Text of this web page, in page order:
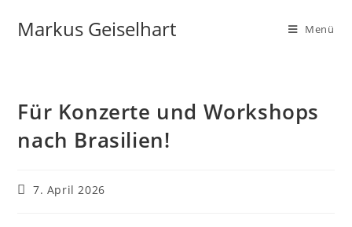
Markus Geiselhart Menü
Für Konzerte und Workshops
nach Brasilien!
7. April 2026